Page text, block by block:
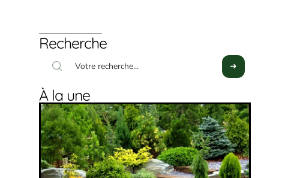
Recherche
À la une